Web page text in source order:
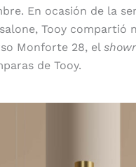
En ocasión de la
Tooy compartió
Monforte 28, el
de Tooy.